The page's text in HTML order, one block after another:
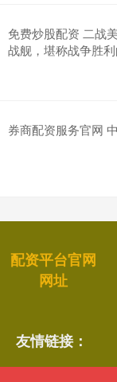
免费炒股配资 二战
战舰，堪称战争胜利
券商配资服务官网
配资平台官网
网址
友情链接：